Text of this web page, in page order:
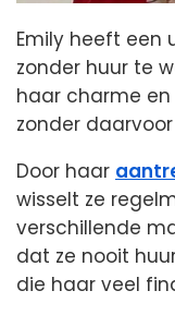
Emily heeft een
zonder huur te
haar charme
zonder
Door haar
wisselt ze
verschillende
dat ze nooit
die haar veel